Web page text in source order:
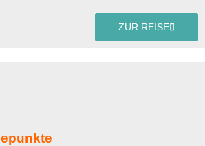
ZUR REISE